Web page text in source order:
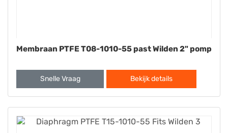
Membraan PTFE T08-1010-55 past Wilden 2" pomp
Snelle Vraag Bekijk details